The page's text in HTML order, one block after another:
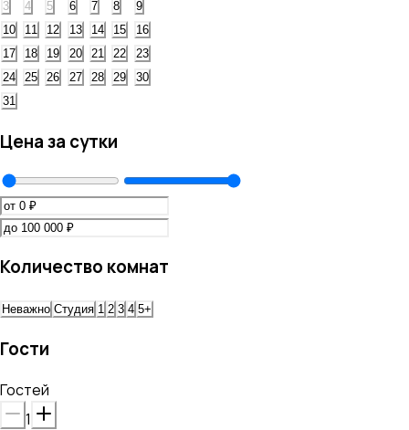
3
4 5 6 7 8
9
10
11 12 13 14 15
16
17
18 19 20 21 22
23
24
25 26 27 28 29
30
31
Цена за сутки
Количество комнат
Неважно Студия 1 2 3 4 5+
Гости
Гостей
1